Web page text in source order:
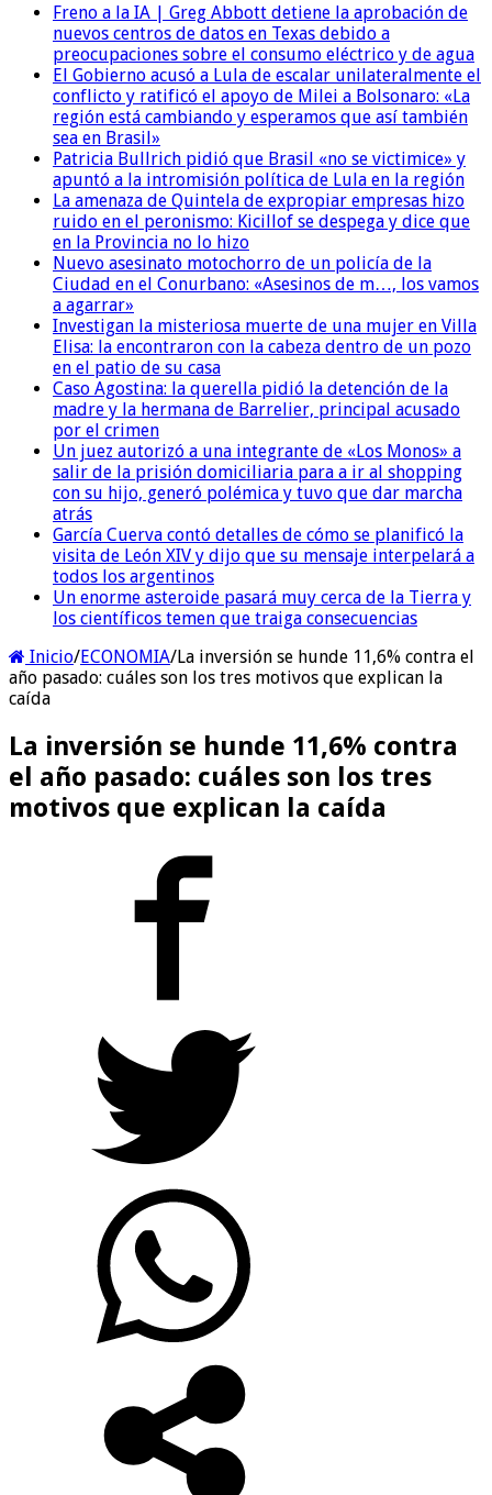
Freno a la IA | Greg Abbott detiene la aprobación de
nuevos centros de datos en Texas debido a
preocupaciones sobre el consumo eléctrico y de agua
El Gobierno acusó a Lula de escalar unilateralmente el
conflicto y ratificó el apoyo de Milei a Bolsonaro: «La
región está cambiando y esperamos que así también
sea en Brasil»
Patricia Bullrich pidió que Brasil «no se victimice» y
apuntó a la intromisión política de Lula en la región
La amenaza de Quintela de expropiar empresas hizo
ruido en el peronismo: Kicillof se despega y dice que
en la Provincia no lo hizo
Nuevo asesinato motochorro de un policía de la
Ciudad en el Conurbano: «Asesinos de m…, los vamos
a agarrar»
Investigan la misteriosa muerte de una mujer en Villa
Elisa: la encontraron con la cabeza dentro de un pozo
en el patio de su casa
Caso Agostina: la querella pidió la detención de la
madre y la hermana de Barrelier, principal acusado
por el crimen
Un juez autorizó a una integrante de «Los Monos» a
salir de la prisión domiciliaria para a ir al shopping
con su hijo, generó polémica y tuvo que dar marcha
atrás
García Cuerva contó detalles de cómo se planificó la
visita de León XIV y dijo que su mensaje interpelará a
todos los argentinos
Un enorme asteroide pasará muy cerca de la Tierra y
los científicos temen que traiga consecuencias
Inicio/ECONOMIA/La inversión se hunde 11,6% contra el
año pasado: cuáles son los tres motivos que explican la
caída
La inversión se hunde 11,6% contra
el año pasado: cuáles son los tres
motivos que explican la caída